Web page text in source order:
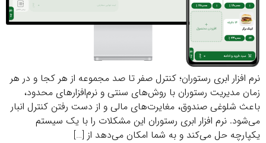
نرم افزار ابری رستوران؛ کنترل صفر تا صد مجموعه از هر کجا و در هر
زمان مدیریت رستوران با روش‌های سنتی و نرم‌افزارهای محدود،
باعث شلوغی صندوق، مغایرت‌های مالی و از دست رفتن کنترل انبار
می‌شود. نرم افزار ابری رستوران این مشکلات را با یک سیستم
یکپارچه حل می‌کند و به شما امکان می‌دهد از […]